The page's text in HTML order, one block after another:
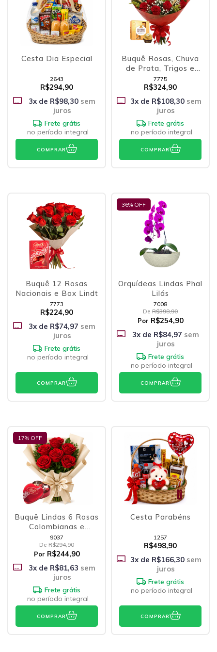
Cesta Dia Especial
2643
R$294,90
3x de R$98,30 sem
juros
Frete grátis
no período integral
COMPRAR
Buquê Rosas, Chuva
de Prata, Trigos e
Ferrero
7775
R$324,90
3x de R$108,30sem
juros
Frete grátis
no período integral
COMPRAR
Buquê 12 Rosas
Nacionais e Box Lindt
7773
R$224,90
3x de R$74,97 sem
juros
Frete grátis
no período integral
COMPRAR
36% OFF
Orquídeas Lindas Phal
Lilás
7008
De R$398,90
Por R$254,90
3x de R$84,97 sem
juros
Frete grátis
no período integral
COMPRAR
17% OFF
Buquê Lindas 6 Rosas
Colombianas e
Coração Lindt
9037
De R$294,90
Por R$244,90
3x de R$81,63 sem
juros
Frete grátis
no período integral
COMPRAR
Cesta Parabéns
1257
R$498,90
3x de R$166,30sem
juros
Frete grátis
no período integral
COMPRAR